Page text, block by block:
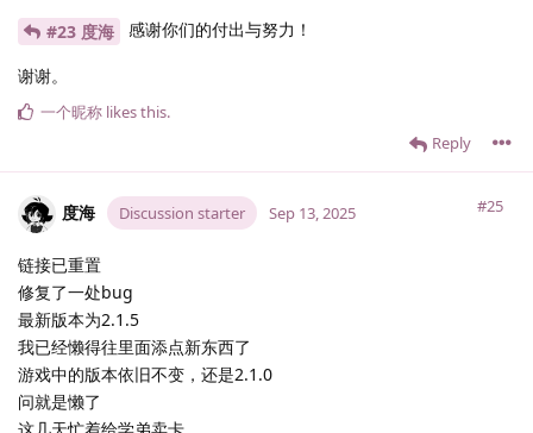
#23 度海 感谢你们的付出与努力！
谢谢。
Reply
一个昵称 likes this.
度海 Discussion starter #25
Sep 13, 2025
链接已重置
修复了一处bug
最新版本为2.1.5
我已经懒得往里面添点新东西了
游戏中的版本依旧不变，还是2.1.0
问就是懒了